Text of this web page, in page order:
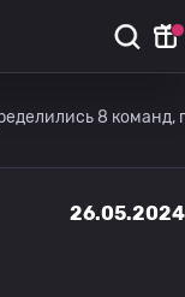
8
26.05.2024